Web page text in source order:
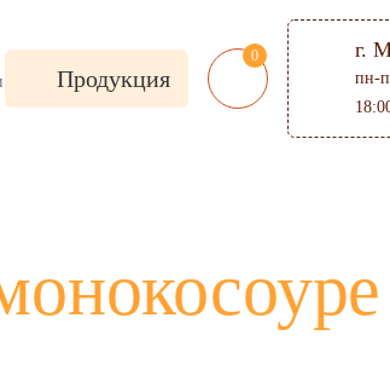
Продукция
0 г.
пн-